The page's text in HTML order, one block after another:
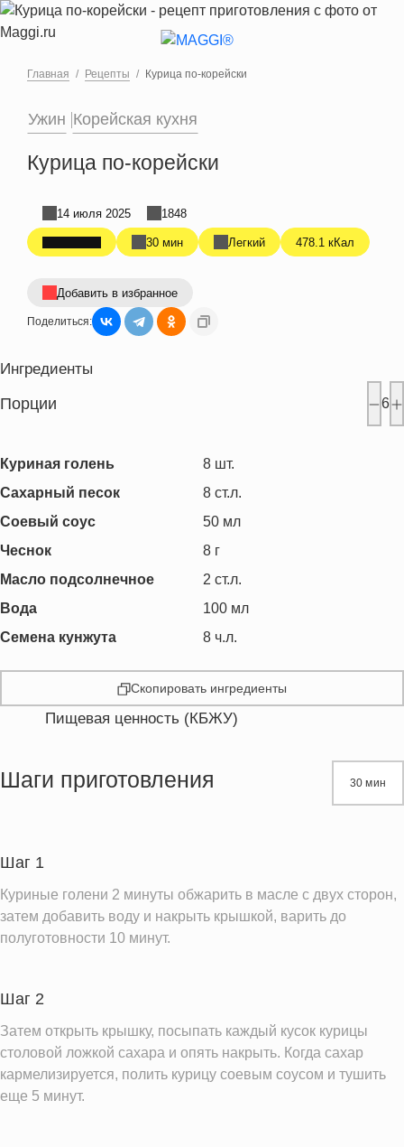
Перейти к основному содержанию
Главная Рецепты Курица по-корейски
Ужин Корейская кухня
Курица по-корейски
30 мин Легкий 478.1 кКал
14 июля 2025 1848
Добавить в избранное
Поделиться:
Ингредиенты
Порции 6
Куриная голень 8 шт.
Сахарный песок
8 ст.л.
Соевый соус
50 мл
Чеснок
8 г
Масло подсолнечное
2 ст.л.
Вода
100 мл
Семена кунжута
8 ч.л.
Скопировать ингредиенты
Пищевая ценность (КБЖУ)
Жиры
Пищевые волокна
Сахар
Натрий
617.1 мг
Насыщенные жиры
Шаги приготовления 30 мин
Шаг 1
Куриные голени 2 минуты обжарить в масле с двух сторон,
затем добавить воду и накрыть крышкой, варить до
полуготовности 10 минут.
Шаг 2
Затем открыть крышку, посыпать каждый кусок курицы
столовой ложкой сахара и опять накрыть. Когда сахар
кармелизируется, полить курицу соевым соусом и тушить
еще 5 минут.